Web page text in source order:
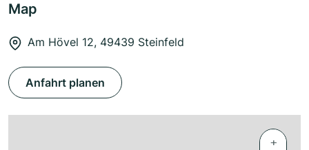
Map
Am Hövel 12, 49439 Steinfeld
Anfahrt planen
+